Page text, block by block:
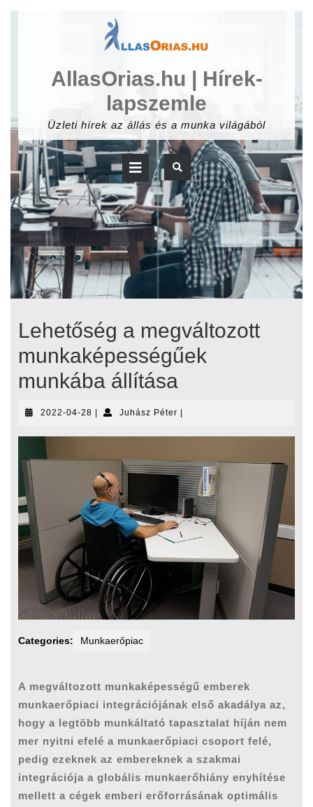
AllasOrias.hu | Hírek-
lapszemle
Üzleti hírek az állás és a munka világából
Open
Button
Lehetőség a megváltozott
munkaképességűek
munkába állítása
2022-04-28 2022-
28
| Juhász PéterJuhász
|
Categories: Munkaerőpiac
A megváltozott munkaképességű emberek
munkaerőpiaci integrációjának első akadálya az,
hogy a legtöbb munkáltató tapasztalat híján nem
mer nyitni efelé a munkaerőpiaci csoport felé,
pedig ezeknek az embereknek a szakmai
integrációja a globális munkaerőhiány enyhítése
mellett a cégek emberi erőforrásának optimális